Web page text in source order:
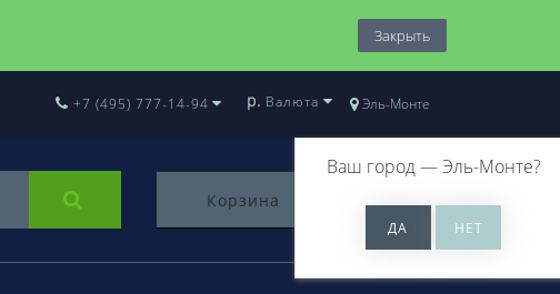
Закрыть
Эль-Монте
Ваш город —Эль-Монте?
+7 (495) 777-14-94 р. Валюта
Корзина 0